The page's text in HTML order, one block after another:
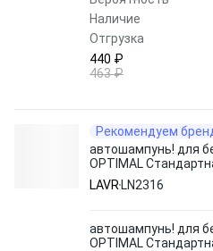
Наличие
Отгрузка
440 ₽
463 ₽
Рекомендуем
автошампунь! для
OPTIMAL
1.1 кг\
LAVR LN2316
автошампунь! для
OPTIMAL